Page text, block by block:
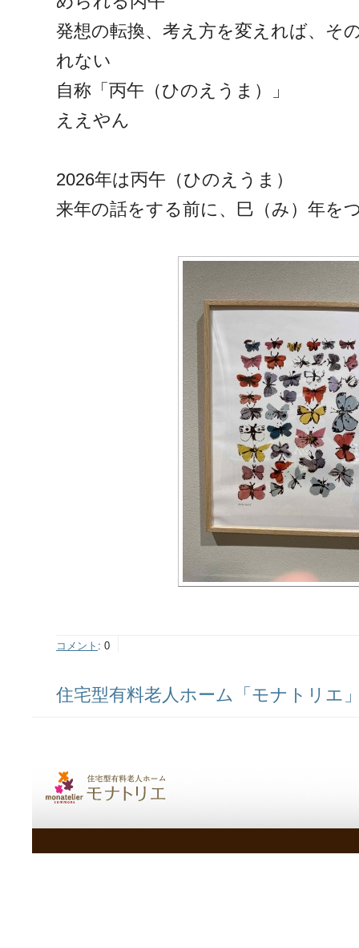
発想の転換、考え方を変えれば、そ
れない
自称「丙午（ひのえうま）」
ええやん
2026年は丙午（ひのえうま）
来年の話をする前に、巳（み）年を
コメント : 0
住宅型有料老人ホーム「モナトリエ